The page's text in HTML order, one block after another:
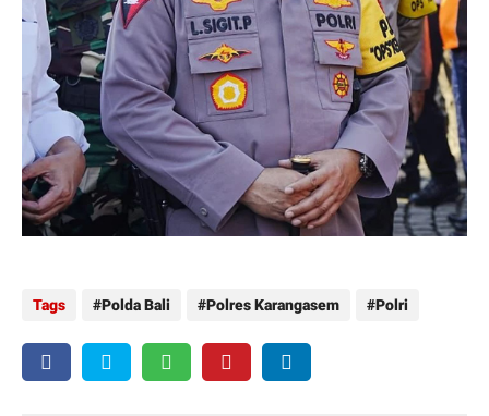
Tags Polda Bali Polres Karangasem Polri